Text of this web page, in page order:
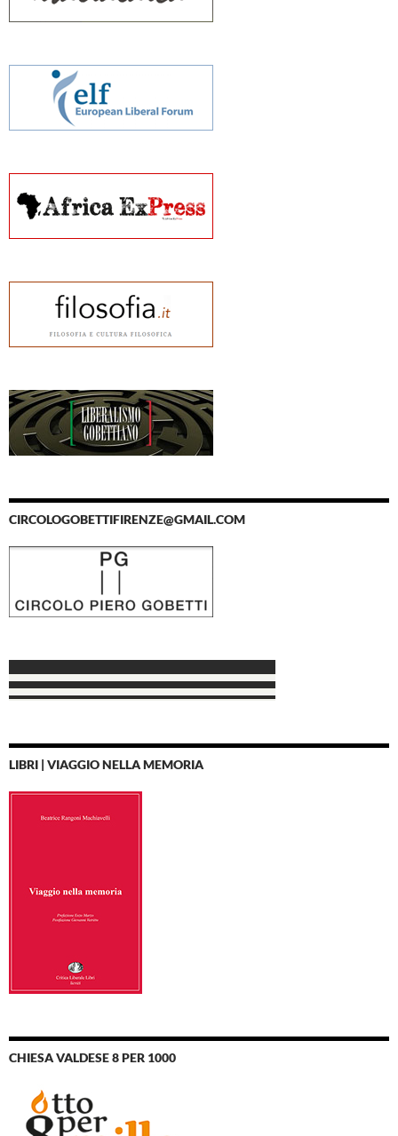
CIRCOLOGOBETTIFIRENZE@GMAIL.COM
LIBRI | VIAGGIO NELLA MEMORIA
CHIESA VALDESE 8 PER 1000